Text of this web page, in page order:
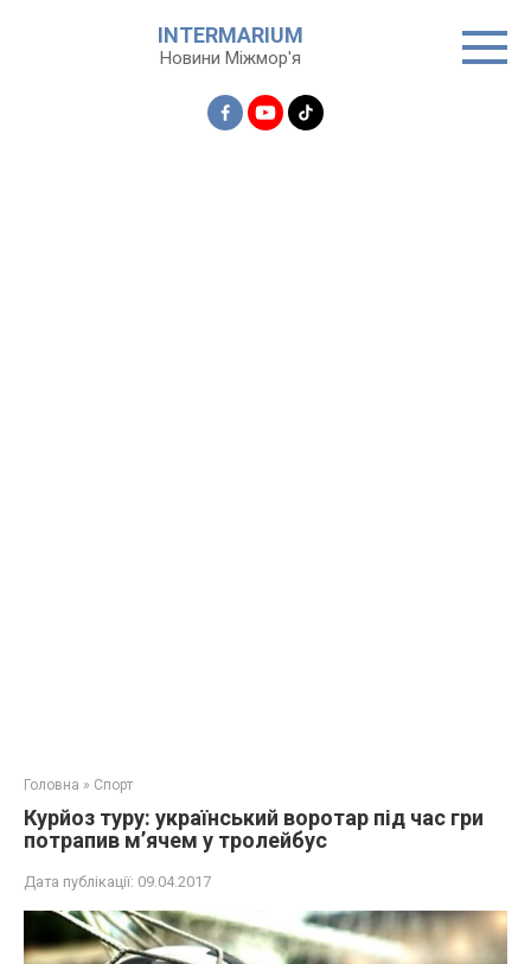
INTERMARIUM
Новини Міжмор'я
Головна » Спорт
Курйоз туру: український воротар під час гри
потрапив м’ячем у тролейбус
Дата публікації: 09.04.2017